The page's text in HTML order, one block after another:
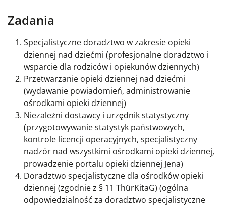
Zadania
Specjalistyczne doradztwo w zakresie opieki
dziennej nad dziećmi (profesjonalne doradztwo i
wsparcie dla rodziców i opiekunów dziennych)
Przetwarzanie opieki dziennej nad dziećmi
(wydawanie powiadomień, administrowanie
ośrodkami opieki dziennej)
Niezależni dostawcy i urzędnik statystyczny
(przygotowywanie statystyk państwowych,
kontrole licencji operacyjnych, specjalistyczny
nadzór nad wszystkimi ośrodkami opieki dziennej,
prowadzenie portalu opieki dziennej Jena)
Doradztwo specjalistyczne dla ośrodków opieki
dziennej (zgodnie z § 11 ThürKitaG) (ogólna
odpowiedzialność za doradztwo specjalistyczne